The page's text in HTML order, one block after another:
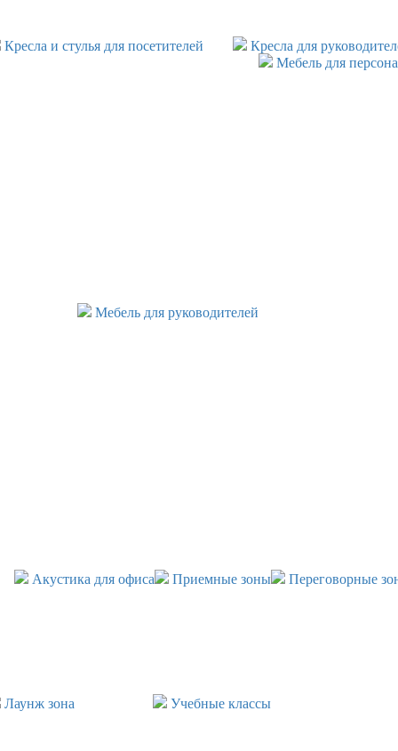
Кресла для
Кресла и стулья для посетителей
Мебель для
Мебель для руководителей
Переговорные
Приемные зоны
Акустика для офиса
Учебные классы
Лаунж зона